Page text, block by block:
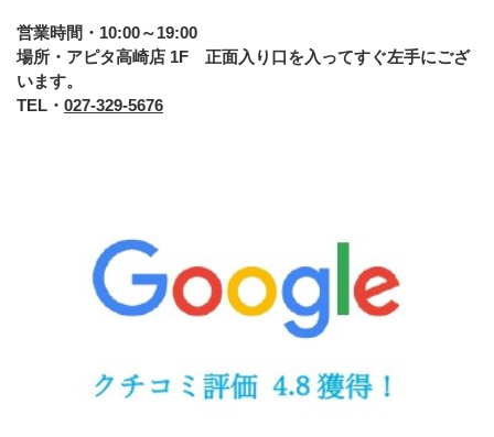
営業時間・10:00～19:00
場所・アピタ高崎店 1F 正面入り口を入ってすぐ左手にござ
います。
TEL・ 027-329-5676